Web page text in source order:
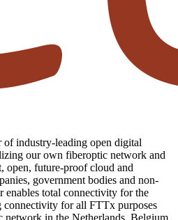
of industry-leading open digital
our own fiberoptic network and
open, future-proof cloud and
government bodies and non-
total connectivity for the
connectivity for all FTTx purposes